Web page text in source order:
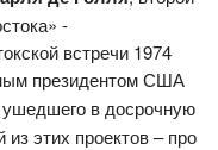
-
встречи 1974
президентом США
в досрочную
этих проектов – про